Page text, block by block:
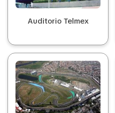
Auditorio Telmex